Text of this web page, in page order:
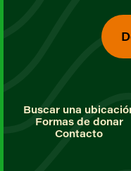
Buscar una
Formas de donar
Contacto